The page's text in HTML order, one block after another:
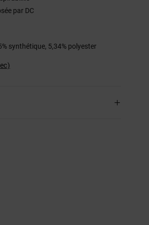
par DC
synthétique, 5,34% polyester